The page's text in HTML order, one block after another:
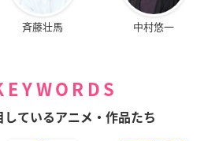
斉藤壮馬 中村悠一
しているアニメ・作品たち